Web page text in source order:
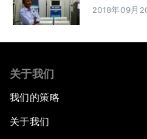
2018年09月
关于我们
我们的策略
关于我们